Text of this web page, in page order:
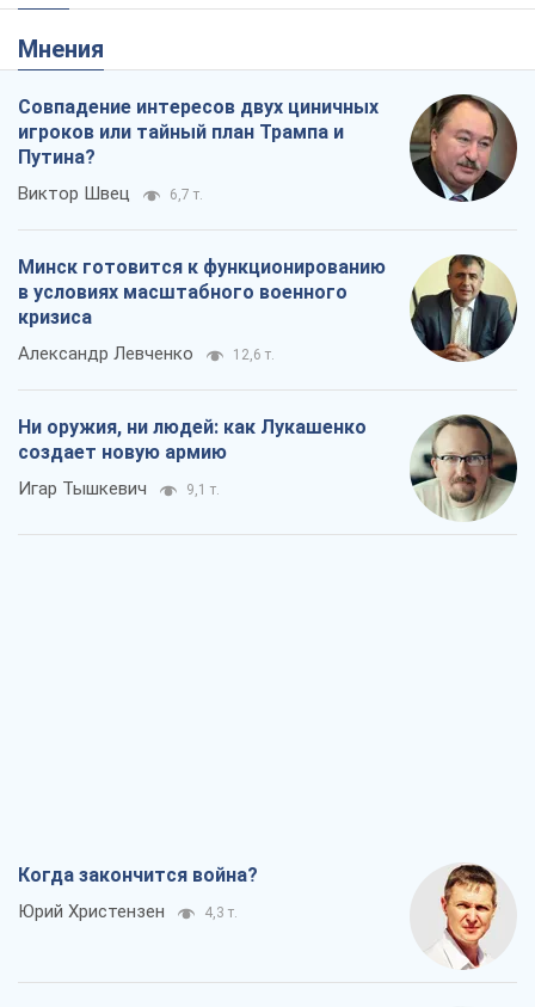
Мнения
Совпадение интересов двух циничных
игроков или тайный план Трампа и
Путина?
Виктор Швец 6,7 т.
Минск готовится к функционированию
в условиях масштабного военного
кризиса
Александр Левченко 12,6 т.
Ни оружия, ни людей: как Лукашенко
создает новую армию
Игар Тышкевич 9,1 т.
Когда закончится война?
Юрий Христензен 4,3 т.